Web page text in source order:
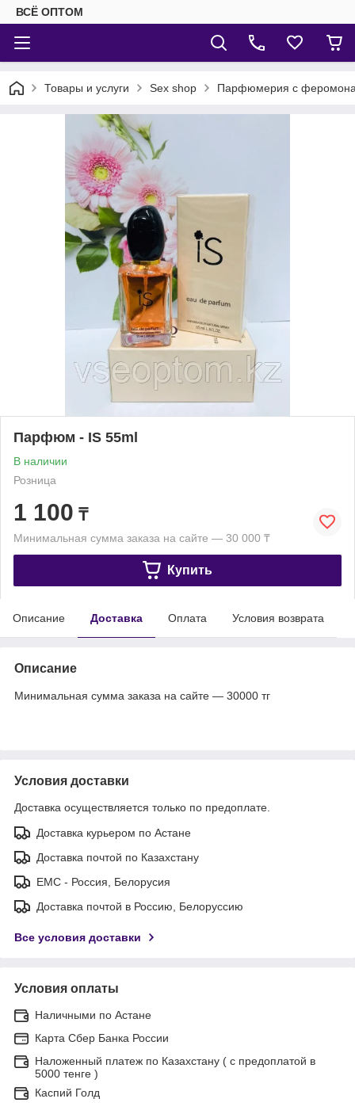
ВСЁ ОПТОМ
Товары и услуги Sex shop Парфюмерия с
Парфюм - IS 55ml
В наличии
Розница
1 100 ₸
Минимальная сумма заказа на сайте — 30 000 ₸
Купить
Описание Доставка Оплата Условия возврата
Описание
Минимальная сумма заказа на сайте — 30000 тг
Условия доставки
Доставка осуществляется только по предоплате.
Доставка курьером по Астане
Доставка почтой по Казахстану
ЕМС - Россия, Белорусия
Доставка почтой в Россию, Белоруссию
Все условия доставки
Условия оплаты
Наличными по Астане
Карта Сбер Банка России
Наложенный платеж по Казахстану ( с предоплатой в
5000 тенге )
Каспий Голд